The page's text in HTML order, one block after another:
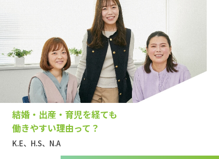
結婚・出産・育児を経ても
働きやすい理由って？
K.E、H.S、N.A